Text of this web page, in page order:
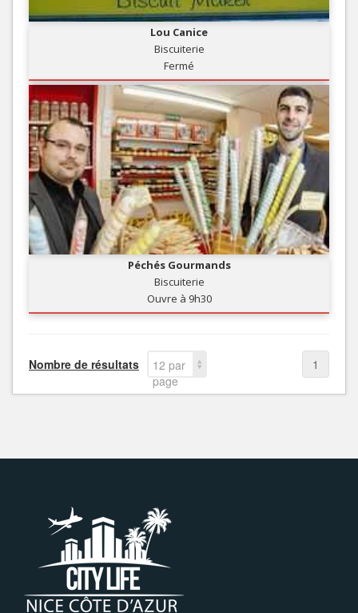
Lou Canice
Biscuiterie
Fermé
Péchés Gourmands
Biscuiterie
Ouvre à 9h30
Nombre de résultats
12 par
page
1